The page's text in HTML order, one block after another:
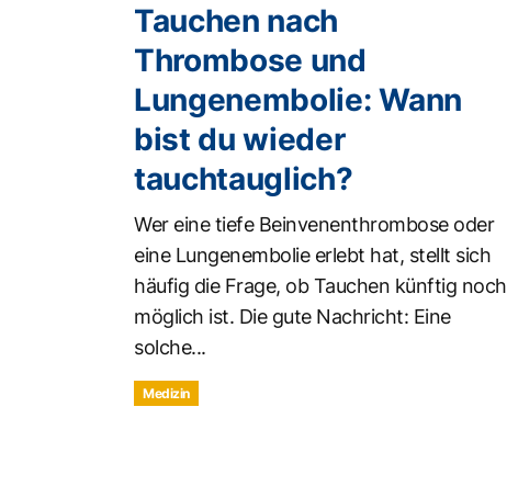
Tauchen nach
Thrombose und
Lungenembolie: Wann
bist du wieder
tauchtauglich?
Wer eine tiefe Beinvenenthrombose oder
eine Lungenembolie erlebt hat, stellt sich
häufig die Frage, ob Tauchen künftig noch
möglich ist. Die gute Nachricht: Eine
solche...
Medizin